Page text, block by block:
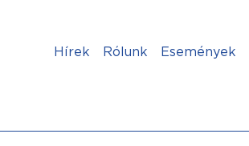
Hírek Rólunk Események